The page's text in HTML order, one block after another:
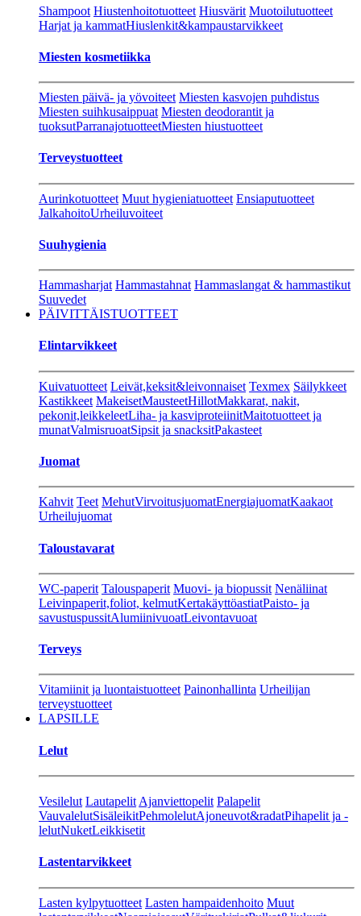
Shampoot Hiustenhoitotuotteet Hiusvärit Muotoilutuotteet
Harjat ja kammatHiuslenkit&kampaustarvikkeet
Miesten kosmetiikka
Miesten päivä- ja yövoiteet Miesten kasvojen puhdistus
Miesten suihkusaippuat Miesten deodorantit ja
tuoksutParranajotuotteetMiesten hiustuotteet
Terveystuotteet
Aurinkotuotteet Muut hygieniatuotteet Ensiaputuotteet
JalkahoitoUrheiluvoiteet
Suuhygienia
Hammasharjat Hammastahnat Hammaslangat & hammastikut
Suuvedet
PÄIVITTÄISTUOTTEET
Elintarvikkeet
Kuivatuotteet Leivät,keksit&leivonnaiset Texmex Säilykkeet
Kastikkeet MakeisetMausteetHillotMakkarat, nakit,
pekonit,leikkeleetLiha- ja kasviproteiinitMaitotuotteet ja
munatValmisruoatSipsit ja snacksitPakasteet
Juomat
Kahvit Teet MehutVirvoitusjuomatEnergiajuomatKaakaot
Urheilujuomat
Taloustavarat
WC-paperit Talouspaperit Muovi- ja biopussit Nenäliinat
Leivinpaperit,foliot, kelmutKertakäyttöastiatPaisto- ja
savustuspussitAlumiinivuoatLeivontavuoat
Terveys
Vitamiinit ja luontaistuotteet Painonhallinta Urheilijan
terveystuotteet
LAPSILLE
Lelut
Vesilelut Lautapelit Ajanviettopelit Palapelit
VauvalelutSisäleikitPehmolelutAjoneuvot&radatPihapelit ja -
lelutNuketLeikkisetit
Lastentarvikkeet
Lasten kylpytuotteet Lasten hampaidenhoito Muut